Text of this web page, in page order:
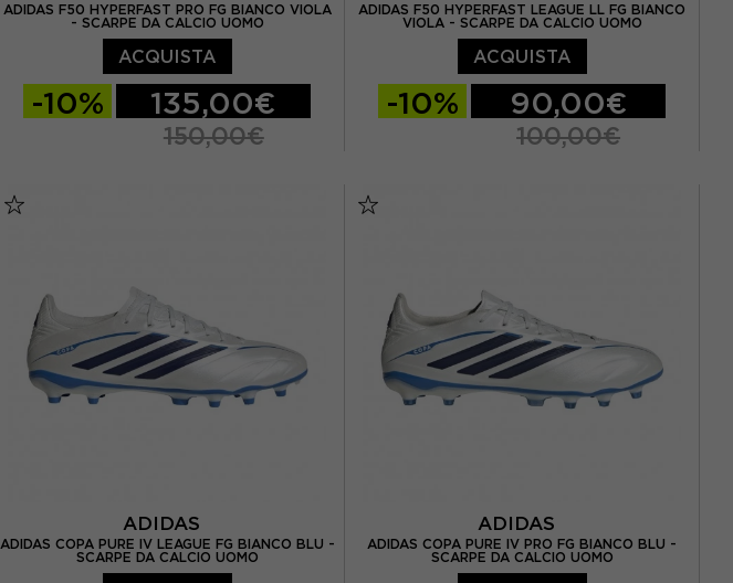
ADIDAS F50 HYPERFAST PRO FG BIANCO VIOLA
- SCARPE DA CALCIO UOMO
EUR 41 1/3 / UK 7,5
EUR 42 2/3 / UK 8,5
EUR 43 1/3 / UK 9 EUR 44 / UK 9,5
EUR 46 2/3 / UK 11,5
ACQUISTA
-10% 135,00€
150,00€
ADIDAS F50 HYPERFAST LEAGUE LL FG BIANCO
VIOLA - SCARPE DA CALCIO UOMO
EUR 41 1/3 / UK 7,5
EUR 42 2/3 / UK 8,5
EUR 43 1/3 / UK 9 EUR 44 / UK 9,5
EUR 46 2/3 / UK 11,5
ACQUISTA
-10% 90,00€
100,00€
ADIDAS
ADIDAS COPA PURE IV LEAGUE FG BIANCO BLU -
SCARPE DA CALCIO UOMO
ADIDAS
ADIDAS COPA PURE IV PRO FG BIANCO BLU -
SCARPE DA CALCIO UOMO